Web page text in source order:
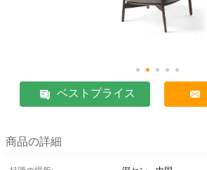
ベストプライス
商品の詳細